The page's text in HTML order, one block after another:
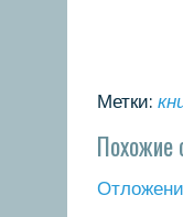
Метки:
Похожие